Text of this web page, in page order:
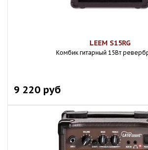
LEEM S15RG
Комбик гитарный 15Вт
9 220 руб